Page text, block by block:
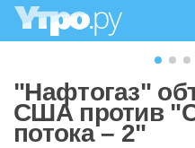
"Нафтогаз"
США против
потока – 2"